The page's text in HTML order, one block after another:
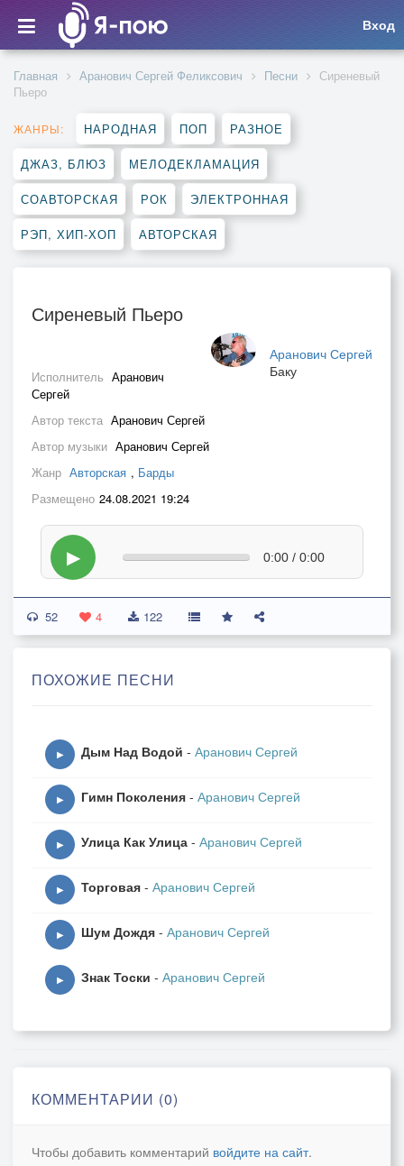
Вход
Главная Аранович Сергей Феликсович Песни
Сиреневый
Пьеро
ЖАНРЫ: НАРОДНАЯ ПОП РАЗНОЕ
ДЖАЗ, БЛЮЗ МЕЛОДЕКЛАМАЦИЯ
СОАВТОРСКАЯ РОК ЭЛЕКТРОННАЯ
РЭП, ХИП-ХОП АВТОРСКАЯ
Сиреневый Пьеро
Аранович Сергей
Баку
Исполнитель Аранович
Сергей
Автор текста Аранович Сергей
Автор музыки Аранович Сергей
Жанр Авторская , Барды
Размещено 24.08.2021 19:24
▶ 0:00 / 0:00
52 4 122
ПОХОЖИЕ ПЕСНИ
▶ Дым Над Водой - Аранович Сергей
▶ Гимн Поколения - Аранович Сергей
▶ Улица Как Улица - Аранович Сергей
▶ Торговая - Аранович Сергей
▶ Шум Дождя - Аранович Сергей
▶ Знак Тоски - Аранович Сергей
КОММЕНТАРИИ (0)
Чтобы добавить комментарий войдите на сайт.